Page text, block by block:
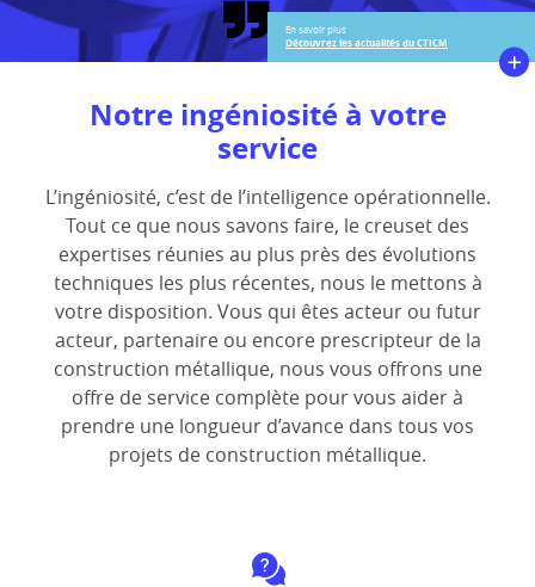
Découvrez les actualités du CTICM
Notre ingéniosité à votre
service
L’ingéniosité, c’est de l’intelligence opérationnelle.
Tout ce que nous savons faire, le creuset des
expertises réunies au plus près des évolutions
techniques les plus récentes, nous le mettons à
votre disposition. Vous qui êtes acteur ou futur
acteur, partenaire ou encore prescripteur de la
construction métallique, nous vous offrons une
offre de service complète pour vous aider à
prendre une longueur d’avance dans tous vos
projets de construction métallique.